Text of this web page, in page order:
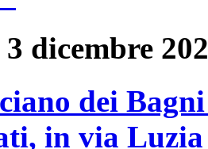
dicembre
dei
in via Luzia